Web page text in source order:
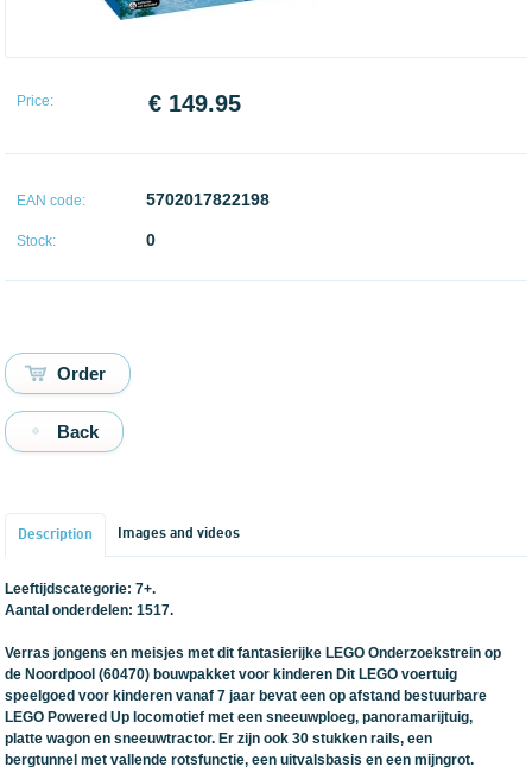
Price: € 149.95
EAN code: 5702017822198
Stock: 0
Back
Description Images and videos
Leeftijdscategorie: 7+.
Aantal onderdelen: 1517.
Verras jongens en meisjes met dit fantasierijke LEGO Onderzoekstrein op
de Noordpool (60470) bouwpakket voor kinderen Dit LEGO voertuig
speelgoed voor kinderen vanaf 7 jaar bevat een op afstand bestuurbare
LEGO Powered Up locomotief met een sneeuwploeg, panoramarijtuig,
platte wagon en sneeuwtractor. Er zijn ook 30 stukken rails, een
bergtunnel met vallende rotsfunctie, een uitvalsbasis en een mijngrot.